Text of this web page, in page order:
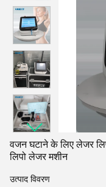
वजन घटाने के लिए लेजर
लिपो लेजर मशीन
उत्पाद विवरण